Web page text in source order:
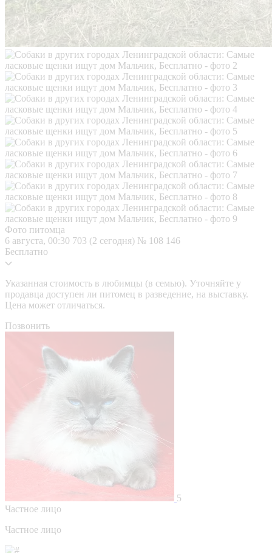
Фото питомца
6 августа, 00:30 703 (2 сегодня) № 108 146
Бесплатно
Указанная стоимость в любимцы (в семью). Уточняйте у
продавца доступен ли питомец в разведение, на выставку.
Цена может отличаться.
Позвонить
5
Частное лицо
Частное лицо